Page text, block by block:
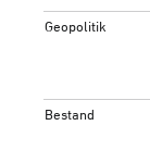
Geopolitik
Bestand